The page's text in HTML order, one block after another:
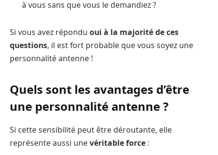
à vous sans que vous le demandiez ?
Si vous avez répondu oui à la majorité de ces
questions, il est fort probable que vous soyez une
personnalité antenne !
Quels sont les avantages d’être
une personnalité antenne ?
Si cette sensibilité peut être déroutante, elle
représente aussi unevéritable force :